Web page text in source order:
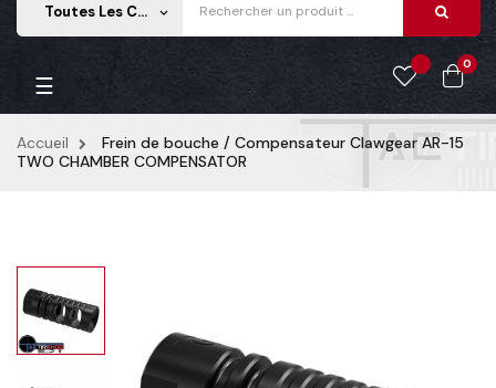
Toutes Les Catégories keyboard_arrow_down
0
Basculer la navigation
☰
Accueil
Frein de bouche / Compensateur Clawgear AR-15
TWO CHAMBER COMPENSATOR